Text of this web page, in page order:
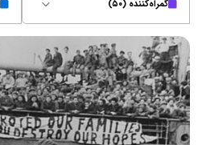
گمراه‌کننده (۵۰)